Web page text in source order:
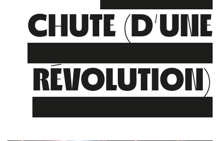
CHUTE (D’UNE
RÉVOLUTION)